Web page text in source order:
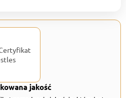
jakość